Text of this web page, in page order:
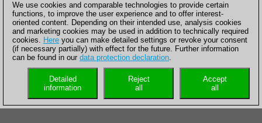
We use cookies and comparable technologies to provide certain
functions, to improve the user experience and to offer interest-
oriented content. Depending on their intended use, analysis cookies
and marketing cookies may be used in addition to technically required
cookies. Here you can make detailed settings or revoke your consent
(if necessary partially) with effect for the future. Further information
can be found in our data protection declaration.
Accept
all
Reject
all
Detailed
information